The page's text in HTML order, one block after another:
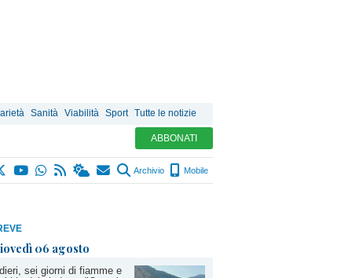
Sanità Viabilità Sport Tutte le notizie
ABBONATI
Archivio Mobile
06 agosto
sei giorni di fiamme e